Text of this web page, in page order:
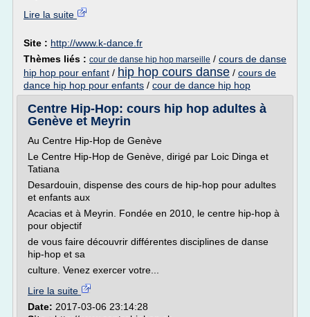
Lire la suite
Site : http://www.k-dance.fr
Thèmes liés : cour de danse hip hop marseille / cours de danse
hip hop pour enfant / hip hop cours danse / cours de
dance hip hop pour enfants / cour de dance hip hop
Centre Hip-Hop: cours hip hop adultes à
Genève et Meyrin
Au Centre Hip-Hop de Genève
Le Centre Hip-Hop de Genève, dirigé par Loic Dinga et
Tatiana
Desardouin, dispense des cours de hip-hop pour adultes
et enfants aux
Acacias et à Meyrin. Fondée en 2010, le centre hip-hop à
pour objectif
de vous faire découvrir différentes disciplines de danse
hip-hop et sa
culture. Venez exercer votre...
Lire la suite
Date: 2017-03-06 23:14:28